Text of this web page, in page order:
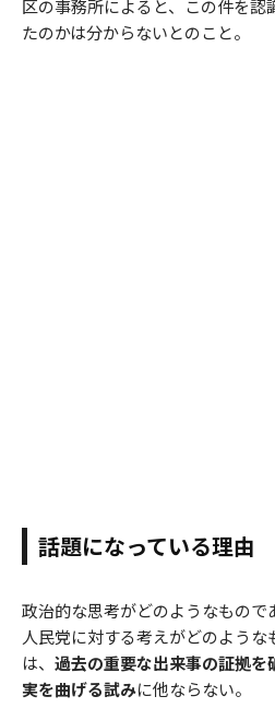
区の事務所によると、この件を認
たのかは分からないとのこと。
話題になっている理由
政治的な思考がどのようなもので
人民党に対する考えがどのよう
は、 過去の重要な出来事の証拠を
実を曲げる試みに他ならない。